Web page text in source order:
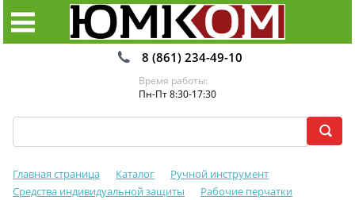
8 (861) 234-49-10
Время работы:
Пн-Пт 8:30-17:30
Главная страница Каталог
Ручной инструмент
Средства индивидуальной защиты
Рабочие перчатки